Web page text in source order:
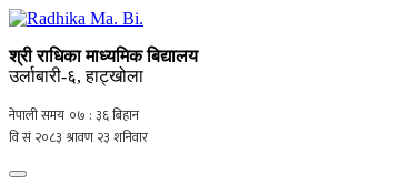
श्री राधिका माध्यमिक बिद्यालय
उर्लाबारी-६, हाट्खोला